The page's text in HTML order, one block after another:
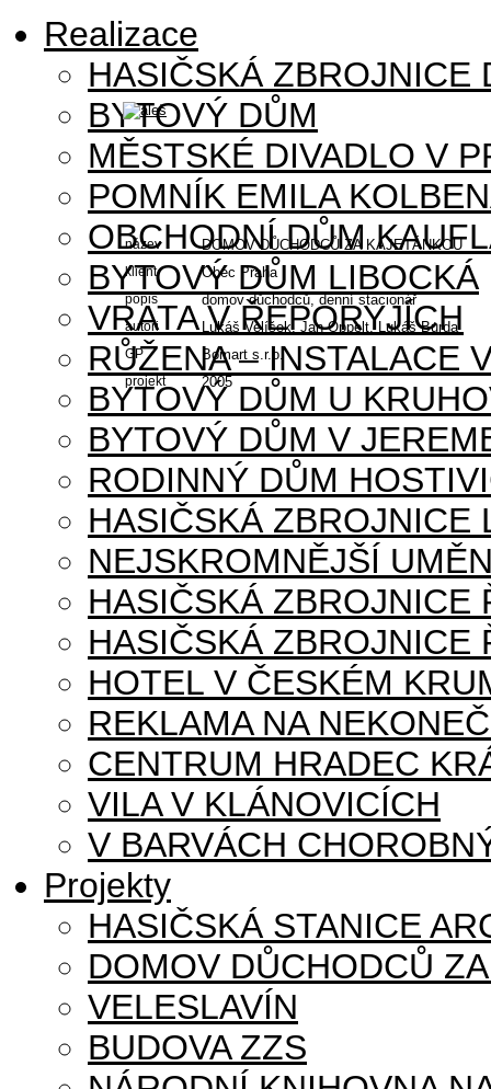
Realizace
HASIČSKÁ ZBROJNICE
BYTOVÝ DŮM
MĚSTSKÉ DIVADLO V
POMNÍK EMILA
OBCHODNÍ DŮM
BYTOVÝ DŮM LIBOCKÁ
VRATA V ŘEPORYJÍCH
RŮŽENA – INSTALACE
BYTOVÝ DŮM U
BYTOVÝ DŮM V
RODINNÝ DŮM
HASIČSKÁ ZBROJNICE
NEJSKROMNĚJŠÍ
HASIČSKÁ ZBROJNICE
HASIČSKÁ ZBROJNICE
HOTEL V ČESKÉM
REKLAMA NA
CENTRUM HRADEC
VILA V KLÁNOVICÍCH
V BARVÁCH
Projekty
HASIČSKÁ STANICE
DOMOV DŮCHODCŮ
VELESLAVÍN
BUDOVA ZZS
název DOMOV DŮCHODCŮ ZA KAJETÁNKOU
klient Obec Praha
popis domov důchodců, denní stacionář
autoři Lukáš Velíšek, Jan Oppelt, Lukáš Burda
GP Bomart s.r.o.
projekt 2005